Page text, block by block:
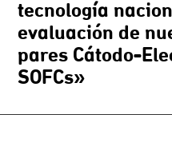
tecnología
evaluación de
pares Cátodo-
SOFCs»